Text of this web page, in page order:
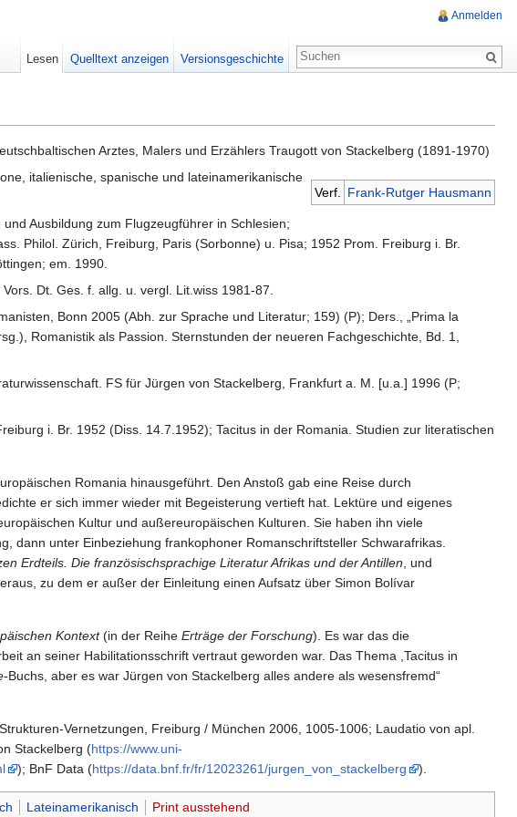
Arztes, Malers und Erzählers Traugott von Stackelberg (1891-1970)
Verf. Frank-Rutger Hausmann
italienische, spanische und lateinamerikanische
Ausbildung zum Flugzeugführer in Schlesien;
Philol. Zürich, Freiburg, Paris (Sorbonne) u. Pisa; 1952 Prom. Freiburg i. Br.
em. 1990.
Dt. Ges. f. allg. u. vergl. Lit.wiss 1981-87.
Bonn 2005 (Abh. zur Sprache und Literatur; 159) (P); Ders., „Prima la
Romanistik als Passion. Sternstunden der neueren Fachgeschichte, Bd. 1,
FS für Jürgen von Stackelberg, Frankfurt a. M. [u.a.] 1996 (P;
i. Br. 1952 (Diss. 14.7.1952); Tacitus in der Romania. Studien zur literatischen
Romania hinausgeführt. Den Anstoß gab eine Reise durch
er sich immer wieder mit Begeisterung vertieft hat. Lektüre und eigenes
Kultur und außereuropäischen Kulturen. Sie haben ihn viele
dann unter Einbeziehung frankophoner Romanschriftsteller Schwarafrikas.
Erdteils. Die französischsprachige Literatur Afrikas und der Antillen, und
zu dem er außer der Einleitung einen Aufsatz über Simon Bolívar
Kontext(in der Reihe Erträge der Forschung). Es war das die
an seiner Habilitationsschrift vertraut geworden war. Das Thema ,Tacitus in
-Buchs, aber es war Jürgen von Stackelberg alles andere als wesensfremd“
Vernetzungen, Freiburg / München 2006, 1005-1006; Laudatio von apl.
Stackelberg (https://www.uni-
); BnF Data (https://data.bnf.fr/fr/12023261/jurgen_von_stackelberg ).
Lateinamerikanisch Print ausstehend
Anmelden
Lesen Quelltext anzeigen Versionsgeschichte